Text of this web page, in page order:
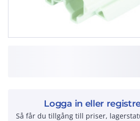
Logga in eller
Så får du tillgång till priser,